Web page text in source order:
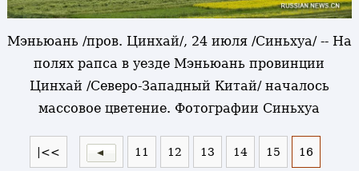
Мэньюань /пров. Цинхай/, 24 июля /Синьхуа/ -- На
полях рапса в уезде Мэньюань провинции
Цинхай /Северо-Западный Китай/ началось
массовое цветение. Фотографии Синьхуа
|<< 11 12 13 14 15 16